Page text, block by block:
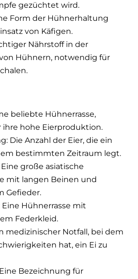
gezüchtet wird.
Form der Hühnerhaltung
von Käfigen.
Nährstoff in der
Hühnern, notwendig für
beliebte Hühnerrasse,
ihre hohe Eierproduktion.
Die Anzahl der Eier, die ein
bestimmten Zeitraum legt.
große asiatische
mit langen Beinen und
Gefieder.
Eine Hühnerrasse mit
Federkleid.
medizinischer Notfall, bei dem
hat, ein Ei zu
Bezeichnung für